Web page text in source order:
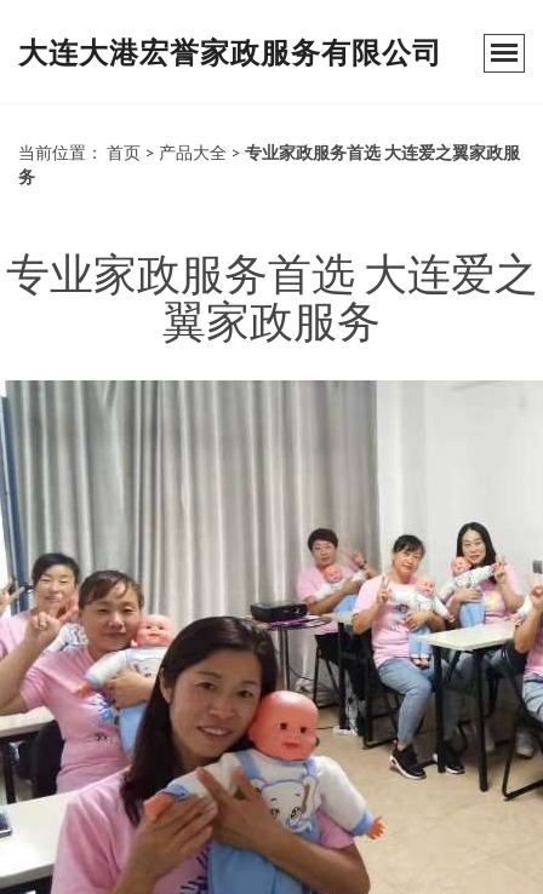
大连大港宏誉家政服务有限公司
当前位置： 首页 > 产品大全 > 专业家政服务首选 大连爱之翼家政服
务
专业家政服务首选 大连爱之
翼家政服务